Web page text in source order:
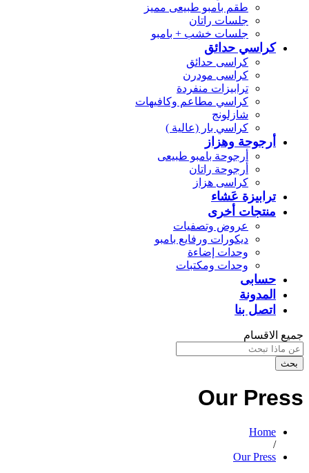
طقم بامبو طبيعى مميز
جلسات راتان
جلسات خشب + بامبو
كراسي حدائق
كراسى حدائق
كراسى مودرن
ترابيزات منفردة
كراسي مطاعم وكافيهات
شازلونج
كراسي بار (عالية )
أرجوحة وهزاز
أرجوحة بامبو طبيعى
أرجوحة راتان
كراسى هزاز
ترابيزة عَشاء
منتجات أخرى
عروض وتصفيات
ديكورات ورفايع بامبو
وحدات إضاءة
وحدات ومكتبات
حسابى
المدونة
اتصل بنا
جميع الاقسام
بحث
Our Press
Home
/
Our Press